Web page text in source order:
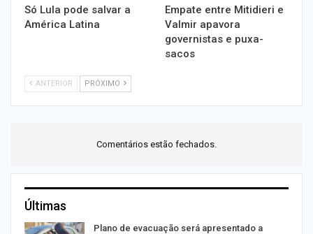
Só Lula pode salvar a
América Latina
Empate entre Mitidieri e
Valmir apavora
governistas e puxa-
sacos
ANTERIOR PRÓXIMO
Comentários estão fechados.
Últimas
Plano de evacuação será apresentado a